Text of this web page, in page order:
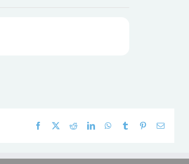
Facebook RedditLinkedInWhatsApp
Tumblr Pinterest
E-